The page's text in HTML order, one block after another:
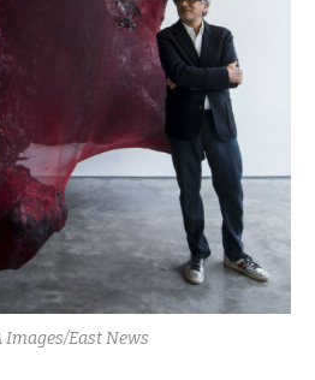
Images/East News